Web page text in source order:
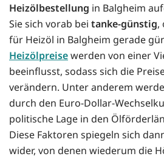
Heizölbestellung in Balgheim
Sie sich vorab bei tanke-günstig,
für Heizöl in Balgheim gerade
Heizölpreisewerden von einer
beeinflusst, sodass sich die
verändern. Unter anderem
durch den Euro-Dollar-
politische Lage in den
Diese Faktoren spiegeln sich
wider, von denen wiederum die